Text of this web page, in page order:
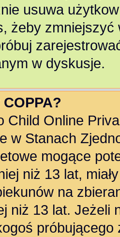
usuwa
żeby
w dyskusje.
Child Online
w Stanach
mogące
niż 13 lat,
na
niż 13 lat. Jeżeli